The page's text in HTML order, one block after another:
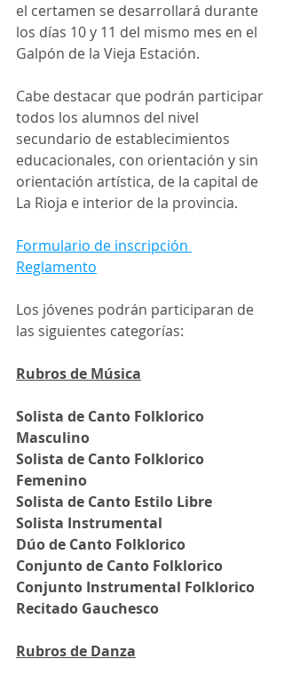
el certamen se desarrollará durante
los días 10 y 11 del mismo mes en el
Galpón de la Vieja Estación.
Cabe destacar que podrán participar
todos los alumnos del nivel
secundario de establecimientos
educacionales, con orientación y sin
orientación artística, de la capital de
La Rioja e interior de la provincia.
Formulario de inscripción
Reglamento
Los jóvenes podrán participaran de
las siguientes categorías:
Rubros de Música
Solista de Canto Folklorico
Masculino
Solista de Canto Folklorico
Femenino
Solista de Canto Estilo Libre
Solista Instrumental
Dúo de Canto Folklorico
Conjunto de Canto Folklorico
Conjunto Instrumental Folklorico
Recitado Gauchesco
Rubros de Danza